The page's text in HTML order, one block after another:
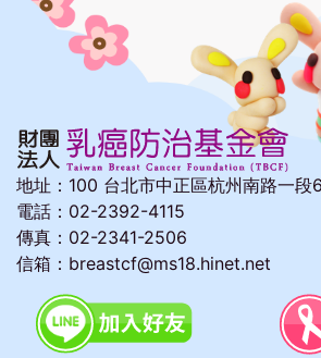
地址： 100 台北市中正區杭州南路一段
電話：02-2392-4115
傳真：02-2341-2506
信箱：breastcf@ms18.hinet.net